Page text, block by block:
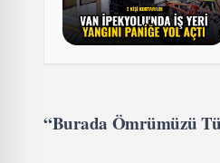
“Burada Ömrümüzü